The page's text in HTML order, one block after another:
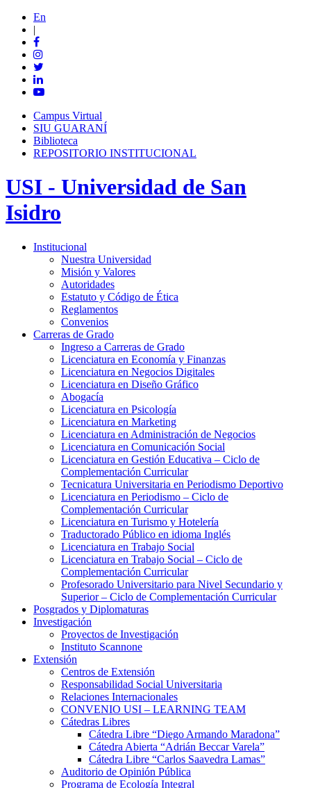
En
|
Campus Virtual
SIU GUARANÍ
Biblioteca
REPOSITORIO INSTITUCIONAL
USI - Universidad de San
Isidro
Institucional
Nuestra Universidad
Misión y Valores
Autoridades
Estatuto y Código de Ética
Reglamentos
Convenios
Carreras de Grado
Ingreso a Carreras de Grado
Licenciatura en Economía y Finanzas
Licenciatura en Negocios Digitales
Licenciatura en Diseño Gráfico
Abogacía
Licenciatura en Psicología
Licenciatura en Marketing
Licenciatura en Administración de Negocios
Licenciatura en Comunicación Social
Licenciatura en Gestión Educativa – Ciclo de
Complementación Curricular
Tecnicatura Universitaria en Periodismo Deportivo
Licenciatura en Periodismo – Ciclo de
Complementación Curricular
Licenciatura en Turismo y Hotelería
Traductorado Público en idioma Inglés
Licenciatura en Trabajo Social
Licenciatura en Trabajo Social – Ciclo de
Complementación Curricular
Profesorado Universitario para Nivel Secundario y
Superior – Ciclo de Complementación Curricular
Posgrados y Diplomaturas
Investigación
Proyectos de Investigación
Instituto Scannone
Extensión
Centros de Extensión
Responsabilidad Social Universitaria
Relaciones Internacionales
CONVENIO USI – LEARNING TEAM
Cátedras Libres
Cátedra Libre “Diego Armando Maradona”
Cátedra Abierta “Adrián Beccar Varela”
Cátedra Libre “Carlos Saavedra Lamas”
Auditorio de Opinión Pública
Programa de Ecología Integral